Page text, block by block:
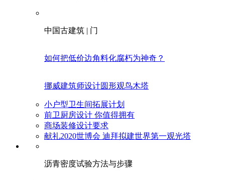
中国古建筑 | 门
如何把低价边角料化腐朽为神奇？
挪威建筑师设计圆形观鸟木塔
小户型卫生间拓展计划
前卫厨房设计 你值得拥有
商场装修设计要求
献礼2020世博会 迪拜拟建世界第一观光塔
​沥青密度试验方法与步骤